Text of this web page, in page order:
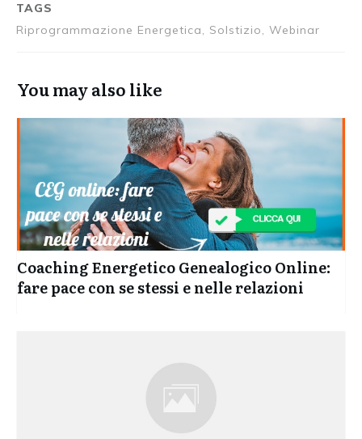
TAGS
Riprogrammazione Energetica, Solstizio, Webinar
You may also like
Coaching Energetico Genealogico Online:
fare pace con se stessi e nelle relazioni